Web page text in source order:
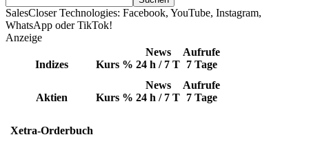
SalesCloser Technologies: Facebook, YouTube, Instagram,
WhatsApp oder TikTok!
Anzeige
Indizes Kurs %
News
24 h / 7 T
Aufrufe
7 Tage
Aktien Kurs %
News
24 h / 7 T
Aufrufe
7 Tage
Xetra-Orderbuch